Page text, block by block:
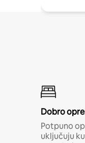
Dobro
Potpuno
uključuju